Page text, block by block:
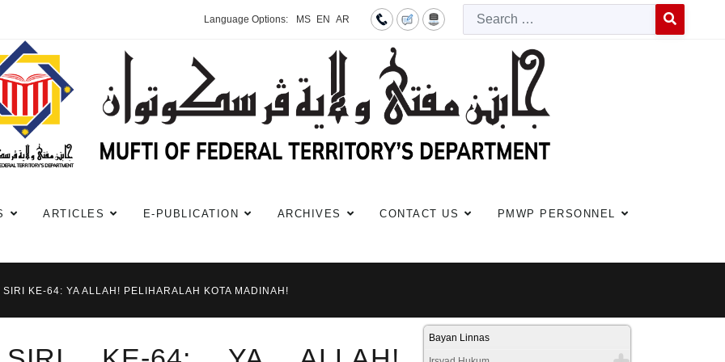
Language Options: MS EN AR
ARTICLES E-PUBLICATION ARCHIVES CONTACT US PMWP PERSONNEL
SIRI KE-64: YA ALLAH! PELIHARALAH KOTA MADINAH!
Bayan Linnas